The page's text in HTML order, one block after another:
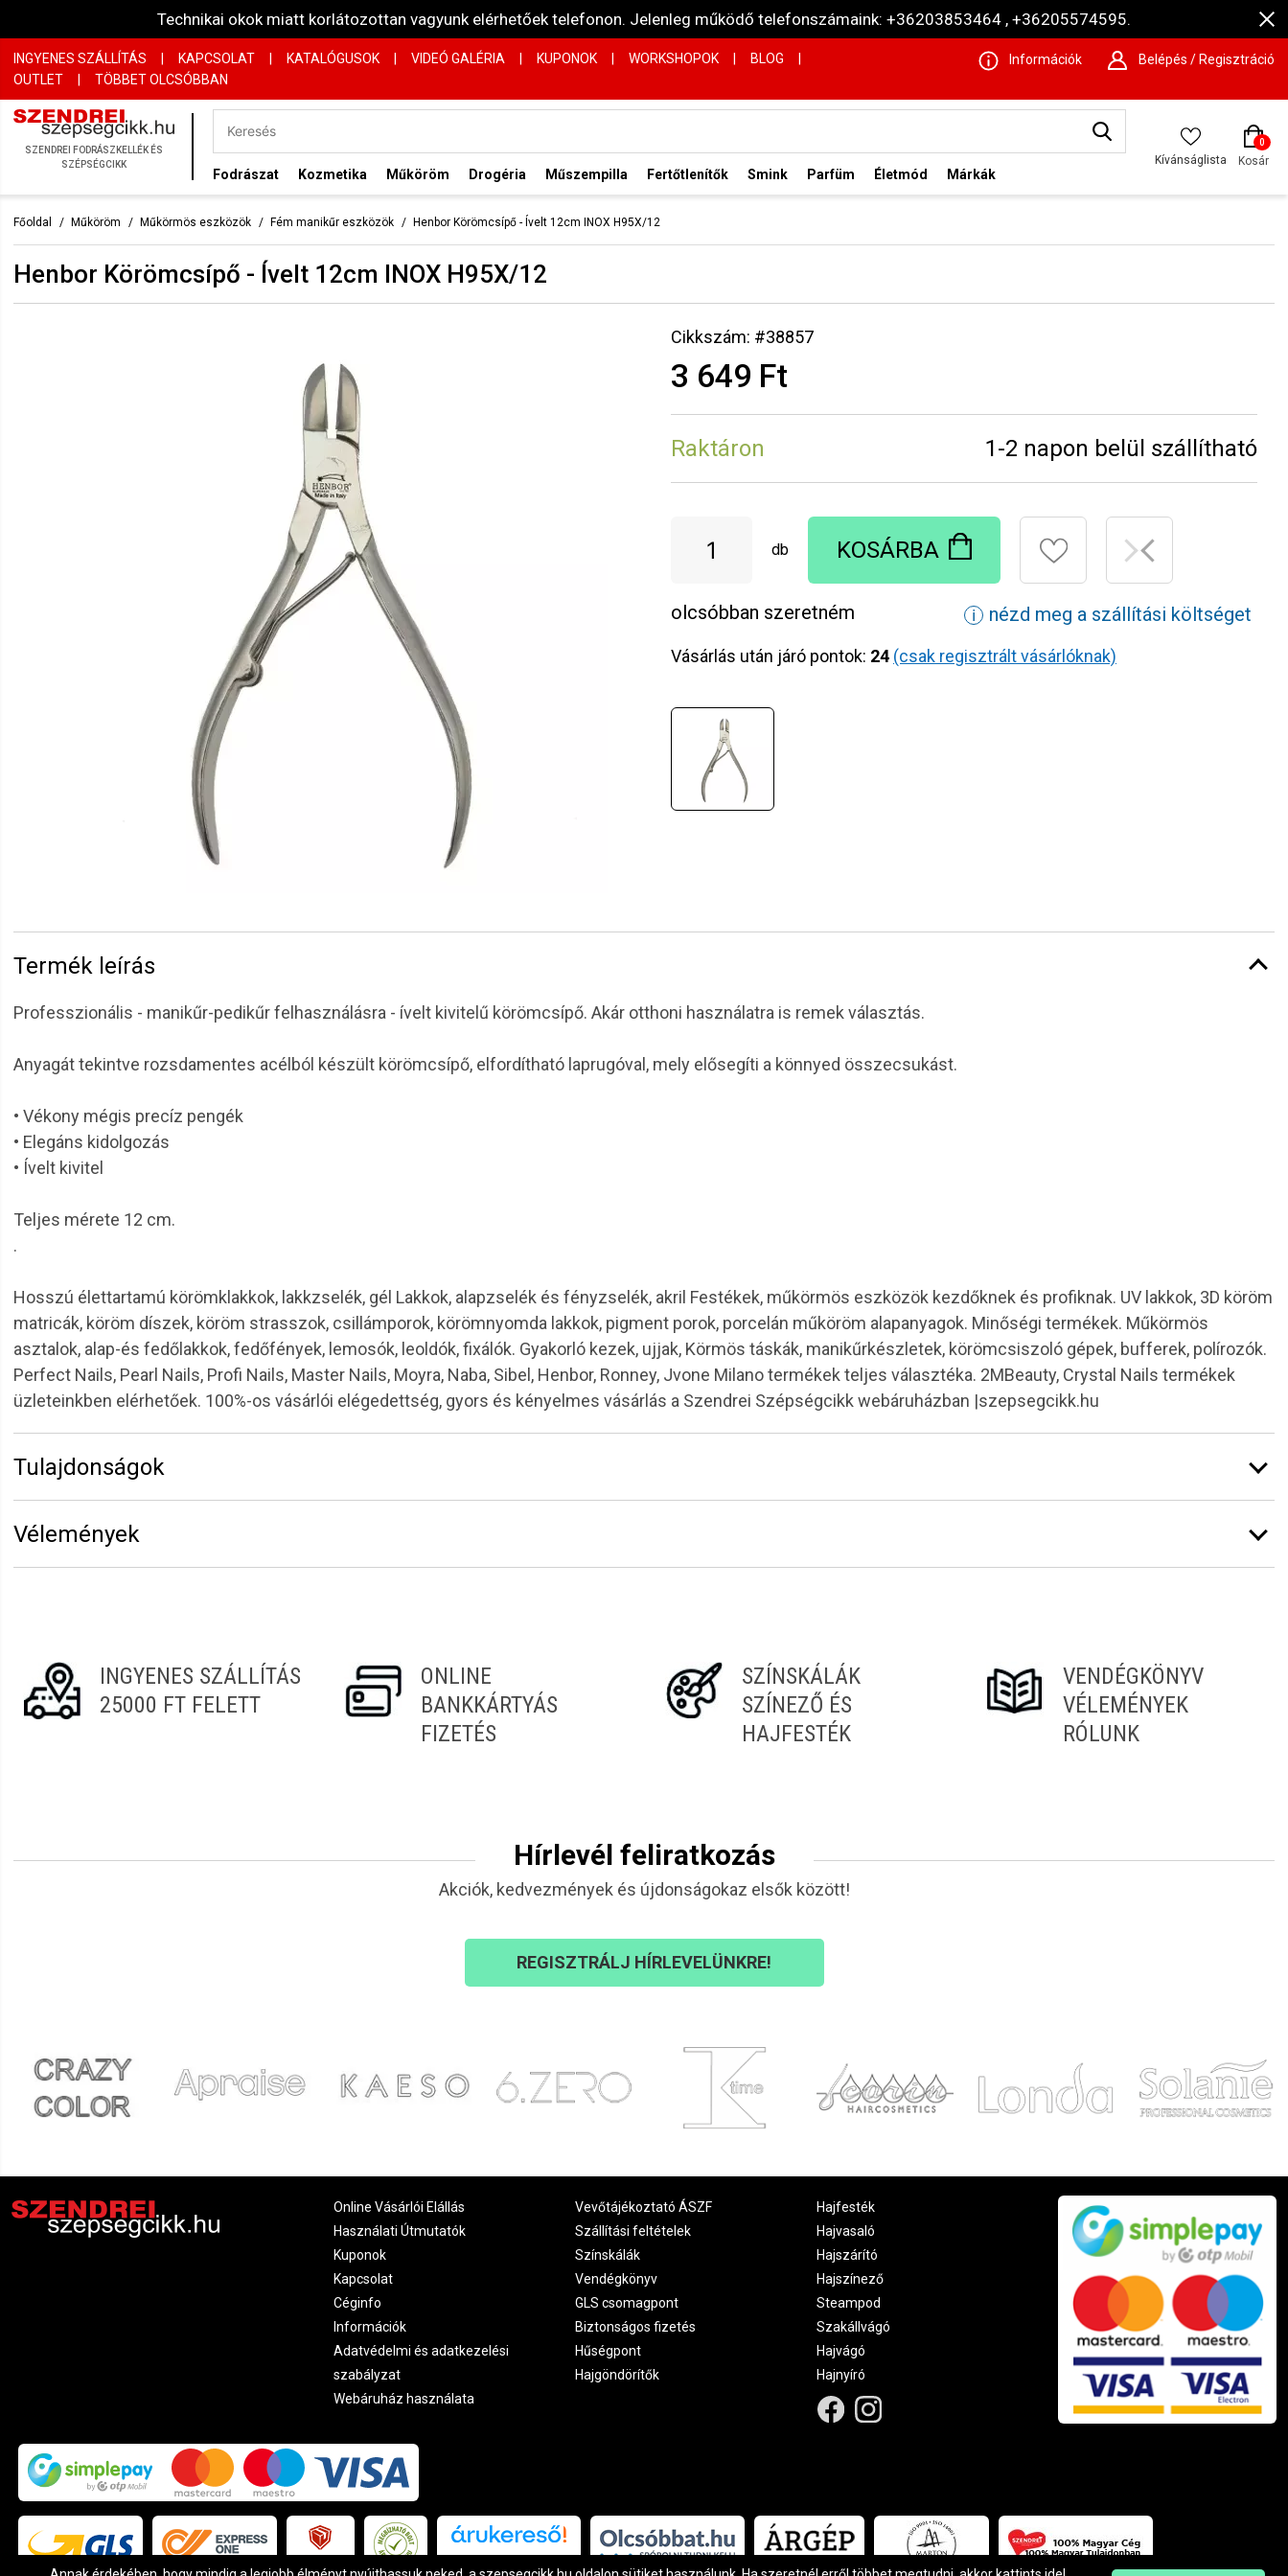
Technikai okok miatt korlátozottan vagyunk elérhetőek telefonon. Jelenleg működő telefonszámaink: +36203853464 , +36205574595.
INGYENES SZÁLLÍTÁS KAPCSOLAT KATALÓGUSOK VIDEÓ GALÉRIA KUPONOK WORKSHOPOK BLOG
OUTLET
| TÖBBET OLCSÓBBAN
Információk Belépés / Regisztráció
SZENDREI FODRÁSZKELLÉK ÉS
SZÉPSÉGCIKK
Fodrászat Kozmetika Műköröm Drogéria Műszempilla Fertőtlenítők Smink Parfüm Életmód Márkák
Kívánságlista
0
Kosár
Főoldal Műköröm Műkörmös eszközök Fém manikűr eszközök Henbor Körömcsípő - Ívelt 12cm INOX H95X/12
Henbor Körömcsípő - Ívelt 12cm INOX H95X/12
Cikkszám: #38857
3 649 Ft
Raktáron 1-2 napon belül szállítható
db KOSÁRBA
olcsóbban szeretném ℹ nézd meg a szállítási költséget
Vásárlás után járó pontok: 24 (csak regisztrált vásárlóknak)
Termék leírás
Professzionális - manikűr-pedikűr felhasználásra - ívelt kivitelű körömcsípő. Akár otthoni használatra is remek választás.
Anyagát tekintve rozsdamentes acélból készült körömcsípő, elfordítható laprugóval, mely elősegíti a könnyed összecsukást.
• Vékony mégis precíz pengék
• Elegáns kidolgozás
• Ívelt kivitel
Teljes mérete 12 cm.
.
Hosszú élettartamú körömklakkok, lakkzselék, gél Lakkok, alapzselék és fényzselék, akril Festékek, műkörmös eszközök kezdőknek és profiknak. UV lakkok, 3D köröm
matricák, köröm díszek, köröm strasszok, csillámporok, körömnyomda lakkok, pigment porok, porcelán műköröm alapanyagok. Minőségi termékek. Műkörmös
asztalok, alap-és fedőlakkok, fedőfények, lemosók, leoldók, fixálók. Gyakorló kezek, ujjak, Körmös táskák, manikűrkészletek, körömcsiszoló gépek, bufferek, polírozók.
Perfect Nails, Pearl Nails, Profi Nails, Master Nails, Moyra, Naba, Sibel, Henbor, Ronney, Jvone Milano termékek teljes választéka. 2MBeauty, Crystal Nails termékek
üzleteinkben elérhetőek. 100%-os vásárlói elégedettség, gyors és kényelmes vásárlás a Szendrei Szépségcikk webáruházban |szepsegcikk.hu
Tulajdonságok
Hosszúság:
Vélemények
INGYENES SZÁLLÍTÁS
25000 FT FELETT
ONLINE
BANKKÁRTYÁS
FIZETÉS
SZÍNSKÁLÁK
SZÍNEZŐ ÉS
HAJFESTÉK
VENDÉGKÖNYV
VÉLEMÉNYEK
RÓLUNK
Hírlevél feliratkozás
Akciók, kedvezmények és újdonságokaz elsők között!
REGISZTRÁLJ HÍRLEVELÜNKRE!
Online Vásárlói Elállás
Használati Útmutatók
Kuponok
Kapcsolat
Céginfo
Információk
Adatvédelmi és adatkezelési
szabályzat
Webáruház használata
Vevőtájékoztató ÁSZF
Szállítási feltételek
Színskálák
Vendégkönyv
GLS csomagpont
Biztonságos fizetés
Hűségpont
Hajgöndörítők
Hajfesték
Hajvasaló
Hajszárító
Hajszínező
Steampod
Szakállvágó
Hajvágó
Hajnyíró
Árukereső.hu